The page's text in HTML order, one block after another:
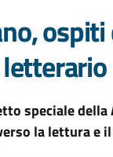
speciale
la lettura e